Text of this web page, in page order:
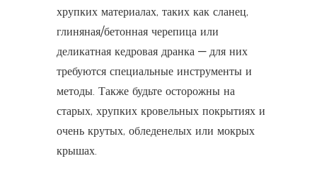
хрупких материалах, таких как сланец,
глиняная/бетонная черепица или
деликатная кедровая дранка — для них
требуются специальные инструменты и
методы. Также будьте осторожны на
старых, хрупких кровельных покрытиях и
очень крутых, обледенелых или мокрых
крышах.